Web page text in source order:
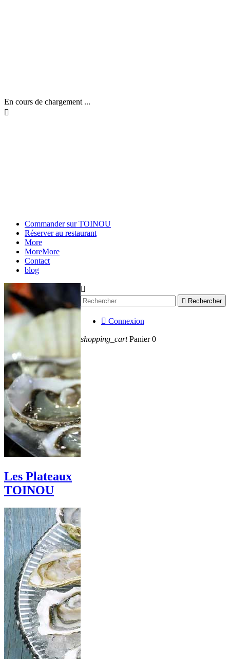
En cours de chargement ...

Commander sur TOINOU
Réserver au restaurant
More
MoreMore
Contact
blog

 Rechercher
 Connexion
shopping_cart Panier 0
Les Plateaux
TOINOU